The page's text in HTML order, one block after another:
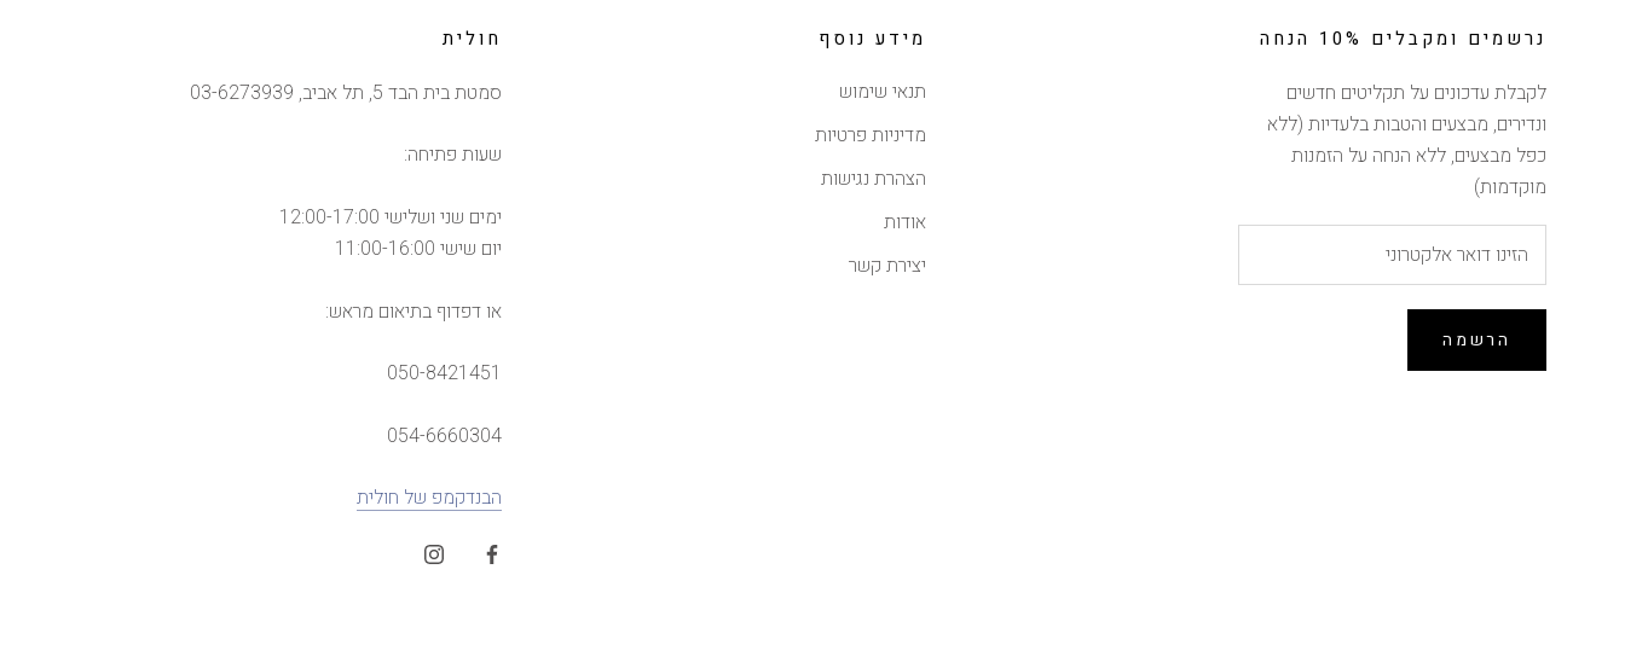
חולית
סמטת בית הבד 5, תל אביב, 03-6273939
שעות פתיחה:
ימים שני ושלישי 12:00-17:00
יום שישי 11:00-16:00
או דפדוף בתיאום מראש:
050-8421451
054-6660304
הבנדקמפ של חולית
מידע נוסף
תנאי שימוש
מדיניות פרטיות
הצהרת נגישות
אודות
יצירת קשר
נרשמים ומקבלים 10% הנחה
לקבלת עדכונים על תקליטים חדשים
ונדירים, מבצעים והטבות בלעדיות (ללא
כפל מבצעים, ללא הנחה על הזמנות
מוקדמות)
הרשמה